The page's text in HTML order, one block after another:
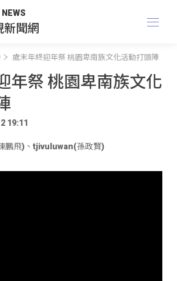
新聞網
歲末年終迎年祭 桃園卑南族文化活動打頭陣
年祭 桃園卑南族文化
19:11
鵬飛) 、 tjivuluwan(孫政賢)